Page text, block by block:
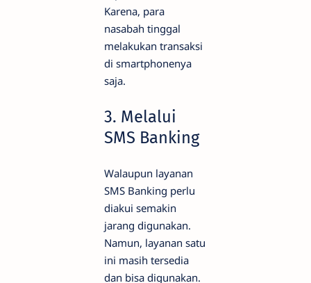
Karena, para
nasabah tinggal
melakukan transaksi
di smartphonenya
saja.
3. Melalui
SMS Banking
Walaupun layanan
SMS Banking perlu
diakui semakin
jarang digunakan.
Namun, layanan satu
ini masih tersedia
dan bisa digunakan.